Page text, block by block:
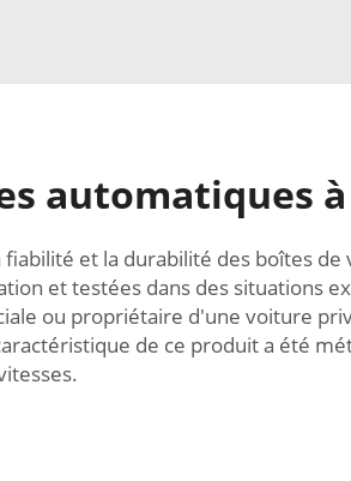
automatiques
fiabilité et la durabilité des boîtes
et testées dans des situations
ou propriétaire d'une voiture
de ce produit a été